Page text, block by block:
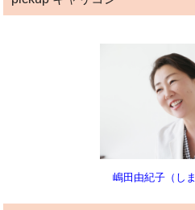
嶋田由紀子（し